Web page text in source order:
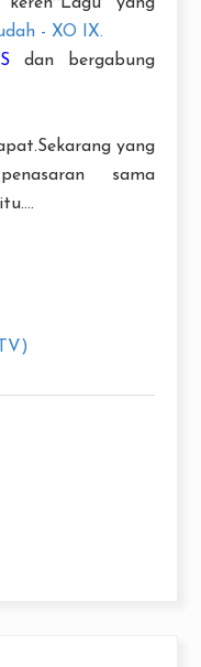
- XO IX.
dan bergabung
yang
sama